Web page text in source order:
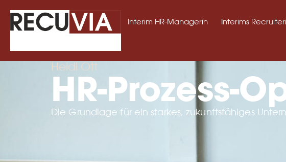
Interim HR-Managerin Interims
Heidi Ott
HR-Prozess-
Die Grundlage für ein starkes, zukunftsfähiges